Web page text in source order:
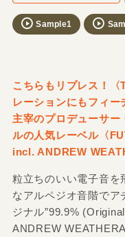
Sample1
こちらもリプレス！
レーションにもフィー
主宰のプロデューサ
ルの人気レーベル〈
incl. ANDREW
粒立ちのいい電子音を
なアルペジオ音階でア
ジナル”99.9%
ANDREW